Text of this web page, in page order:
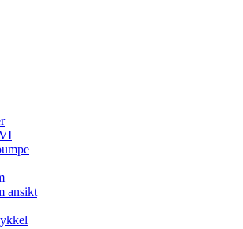
ansikt